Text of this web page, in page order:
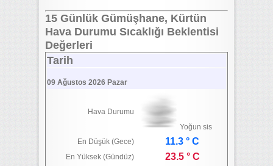
15 Günlük Gümüşhane, Kürtün
Hava Durumu Sıcaklığı Beklentisi
Değerleri
Tarih
09 Ağustos 2026 Pazar
Hava Durumu
Yoğun sis
En Düşük (Gece)
11.3 ° C
En Yüksek (Gündüz) 23.5 ° C